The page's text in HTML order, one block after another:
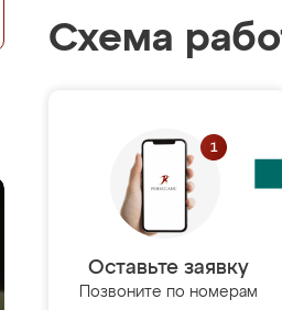
Схема
Оставьте заявку
Позвоните по номерам